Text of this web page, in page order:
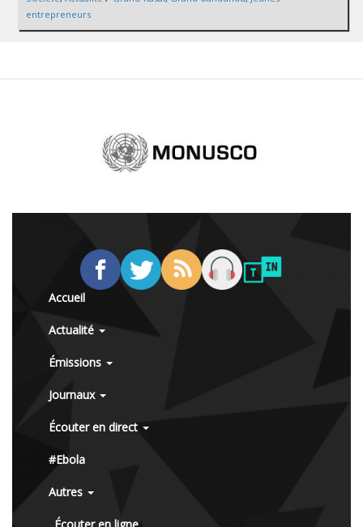
entrepreneurs
Accueil
Actualité
Émissions
Journaux
Écouter en direct
#Ebola
Autres